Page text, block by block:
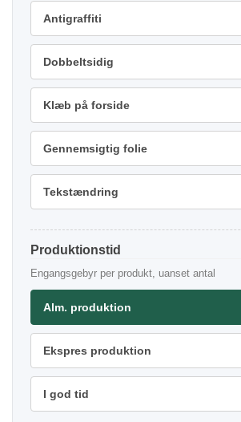
Antigraffiti
Dobbeltsidig
Klæb på forside
Gennemsigtig folie
Tekstændring
Produktionstid
Engangsgebyr per produkt, uanset antal
Alm. produktion
Ekspres produktion
I god tid